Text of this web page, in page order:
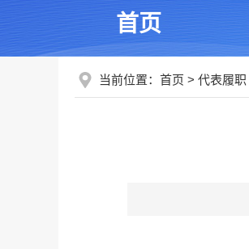
首页
当前位置： 首页 > 代表履职